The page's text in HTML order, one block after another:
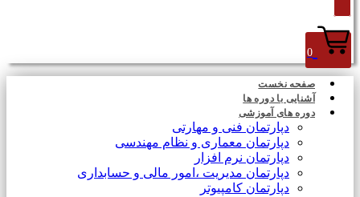
0
صفحه نخست
آشنایی با دوره ها
دوره های آموزشی
دپارتمان فنی و مهارتی
دپارتمان معماری و نظام مهندسی
دپارتمان نرم افزار
دپارتمان مدیریت ،امور مالی و حسابداری
دپارتمان کامپیوتر